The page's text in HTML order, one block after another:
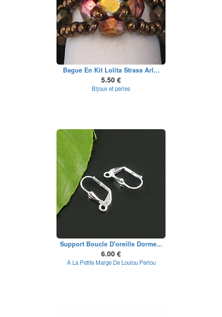
Bague En Kit Lolita Strass Arl...
5.50 €
Bijoux et perles
Support Boucle D'oreille Dorme...
6.00 €
A La Petite Marge De Loulou Perlou